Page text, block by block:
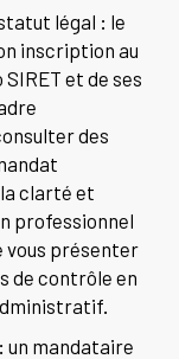
légal : le
inscription au
et de ses
des
clarté et
professionnel
vous présenter
de contrôle en
un mandataire